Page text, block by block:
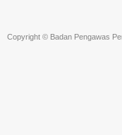
Copyright © Badan Pengawas